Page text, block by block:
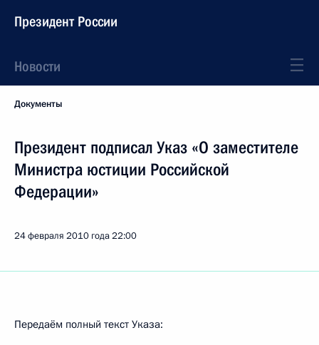
Президент России
Новости
Документы
Президент подписал Указ «О заместителе
Министра юстиции Российской
Федерации»
24 февраля 2010 года22:00
Передаём полный текст Указа: